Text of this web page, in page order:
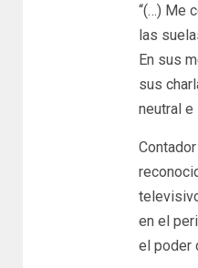
“(…) Me
las
En sus
sus
neutral
en el
el poder